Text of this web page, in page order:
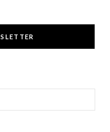
t